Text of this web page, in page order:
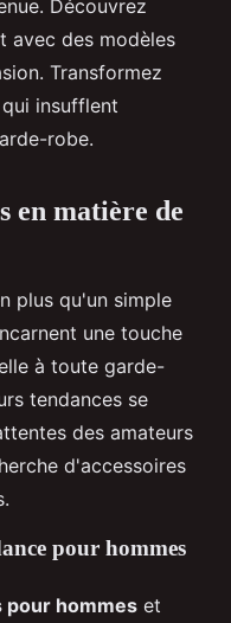
Découvrez
avec des modèles
Transformez
insufflent
robe.
en matière de
plus qu'un simple
une touche
à toute garde-
tendances se
des amateurs
d'accessoires
pour hommes
pour hommes et